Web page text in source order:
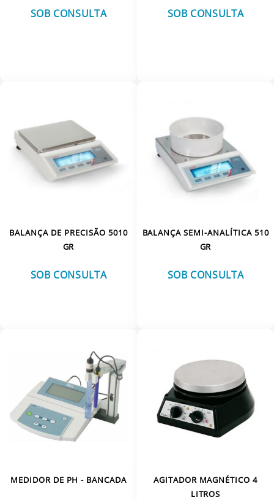
SOB CONSULTA SOB CONSULTA
BALANÇA DE PRECISÃO 5010
GR
SOB CONSULTA
BALANÇA SEMI-ANALÍTICA 510
GR
SOB CONSULTA
MEDIDOR DE PH - BANCADA
AGITADOR MAGNÉTICO 4
LITROS